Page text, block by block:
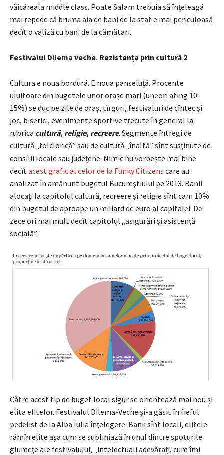
văicăreala middle class. Poate Salam trebuia să înţeleagă
mai repede că bruma aia de bani de la stat e mai periculoasă
decît o valiză cu bani de la cămătari.
Festivalul Dilema veche. Rezistenţa prin cultură 2
Cultura e noua bordură. E noua panseluţă. Procente
uluitoare din bugetele unor oraşe mari (uneori ating 10-
15%) se duc pe zile de oraş, tîrguri, festivaluri de cîntec şi
joc, biserici, evenimente sportive trecute în general la
rubrica cultură, religie, recreere. Segmente întregi de
cultură „folclorică” sau de cultură „înaltă” sînt susţinute de
consilii locale sau judeţene. Nimic nu vorbeşte mai bine
decîtacest grafic al celor de la Funky Citizens care au
analizat în amănunt bugetul Bucureştiului pe 2013. Banii
alocaţi la capitolul cultură, recreere şi religie sînt cam 10%
din bugetul de aproape un miliard de euro al capitalei. De
zece ori mai mult decît capitolul „asigurări şi asistenţă
socială”:
Către acest tip de buget local sigur se orientează mai nou şi
elita elitelor. Festivalul Dilema-Veche şi-a găsit în fieful
pedelist de la Alba Iulia înţelegere. Banii sînt locali, elitele
rămîn elite aşa cum se subliniază în unul dintre spoturile
glumeţe ale festivalului, „intelectuali adevăraţi, cum îmi